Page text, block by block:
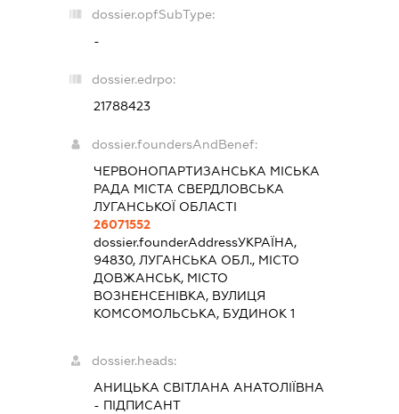
dossier.opfSubType:
-
dossier.edrpo:
21788423
dossier.foundersAndBenef:
ЧЕРВОНОПАРТИЗАНСЬКА МІСЬКА
РАДА МІСТА СВЕРДЛОВСЬКА
ЛУГАНСЬКОЇ ОБЛАСТІ
26071552
dossier.founderAddressУКРАЇНА,
94830, ЛУГАНСЬКА ОБЛ., МІСТО
ДОВЖАНСЬК, МІСТО
ВОЗНЕНСЕНІВКА, ВУЛИЦЯ
КОМСОМОЛЬСЬКА, БУДИНОК 1
dossier.heads:
АНИЦЬКА СВІТЛАНА АНАТОЛІЇВНА
- ПІДПИСАНТ